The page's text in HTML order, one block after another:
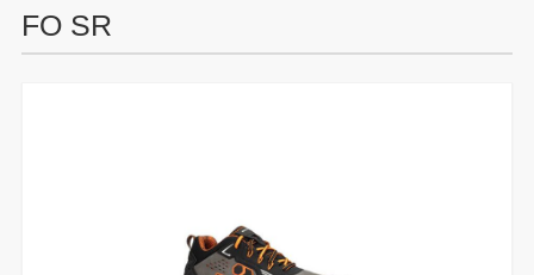
FO SR